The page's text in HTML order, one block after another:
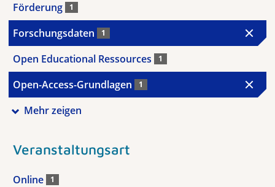
Förderung 1
Forschungsdaten 1
Open Educational Ressources 1
Open-Access-Grundlagen 1
Mehr zeigen
Veranstaltungsart
Online 1